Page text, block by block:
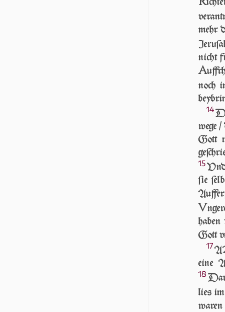
mehr
nicht
A
noch
14
wege /
Gott
15
ſie
V
haben
Gott
17
eine
18
lies